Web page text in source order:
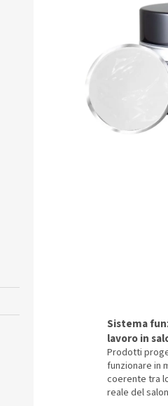
Sistema
lavoro in
Prodotti
funzionare in
coerente tra
reale del